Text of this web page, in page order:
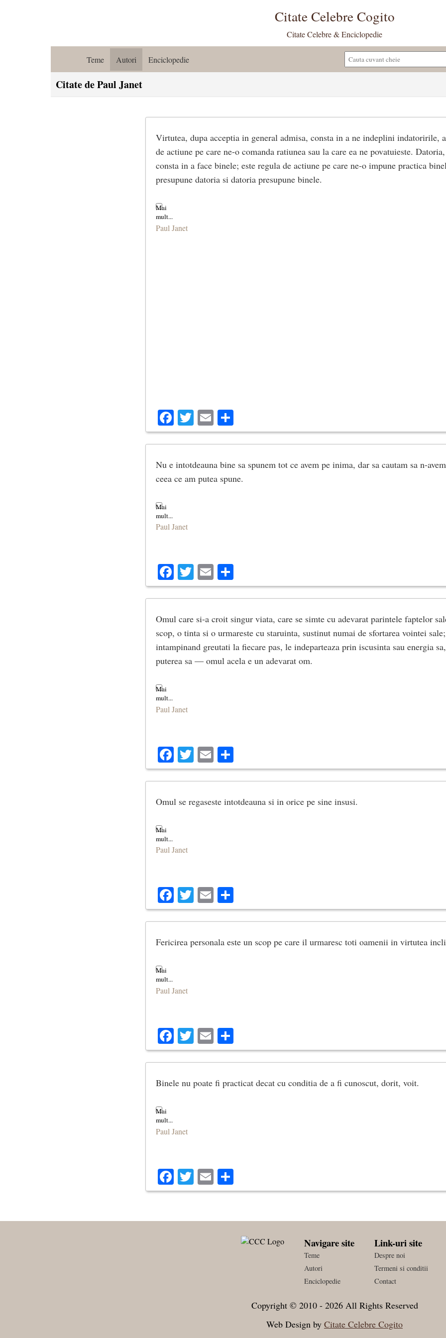
Citate Celebre Cogito
Citate Celebre & Enciclopedie
Teme Autori Enciclopedie
Citate de Paul Janet
Virtutea, dupa acceptia in general admisa, consta in a ne indeplini indatoririle,
de actiune pe care ne-o comanda ratiunea sau la care ea ne povatuieste.
consta in a face binele; este regula de actiune pe care ne-o impune practica
presupune datoria si datoria presupune binele.
Paul Janet
Facebook
Twitter
Email
Nu e intotdeauna bine sa spunem tot ce avem pe inima, dar sa cautam sa n-
ceea ce am putea spune.
Paul Janet
Facebook
Twitter
Email
Omul care si-a croit singur viata, care se simte cu adevarat parintele faptelor
scop, o tinta si o urmareste cu staruinta, sustinut numai de sfortarea vointei
intampinand greutati la fiecare pas, le indeparteaza prin iscusinta sau energia
puterea sa — omul acela e un adevarat om.
Paul Janet
Facebook
Twitter
Email
Omul se regaseste intotdeauna si in orice pe sine insusi.
Paul Janet
Facebook
Twitter
Email
Fericirea personala este un scop pe care il urmaresc toti oamenii in virtutea
Paul Janet
Facebook
Twitter
Email
Binele nu poate fi practicat decat cu conditia de a fi cunoscut, dorit, voit.
Paul Janet
Facebook
Twitter
Email
Navigare site
Teme
Autori
Enciclopedie
Link-uri site
Despre noi
Termeni si conditii
Contact
Copyright © 2010 - 2026 All Rights Reserved
Web Design by Citate Celebre Cogito